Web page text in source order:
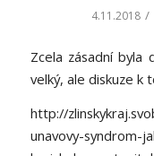
4.11.2018 /
Zcela zásadní byla
velký, ale diskuze k
http://
unavovy-syndrom-